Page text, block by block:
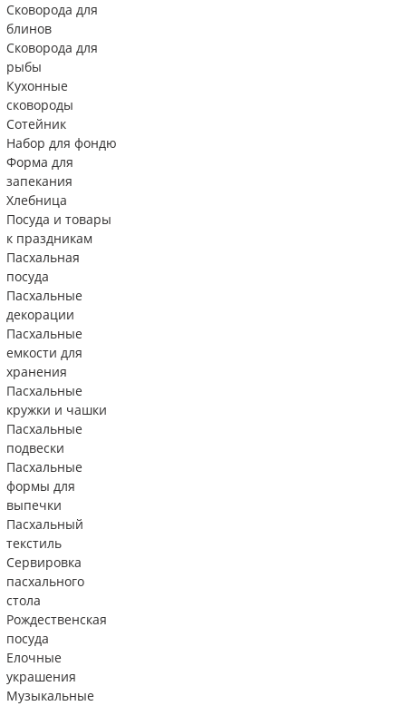
Сковорода для
блинов
Сковорода для
рыбы
Кухонные
сковороды
Сотейник
Набор для фондю
Форма для
запекания
Хлебница
Посуда и товары
к праздникам
Пасхальная
посуда
Пасхальные
декорации
Пасхальные
емкости для
хранения
Пасхальные
кружки и чашки
Пасхальные
подвески
Пасхальные
формы для
выпечки
Пасхальный
текстиль
Сервировка
пасхального
стола
Рождественская
посуда
Елочные
украшения
Музыкальные